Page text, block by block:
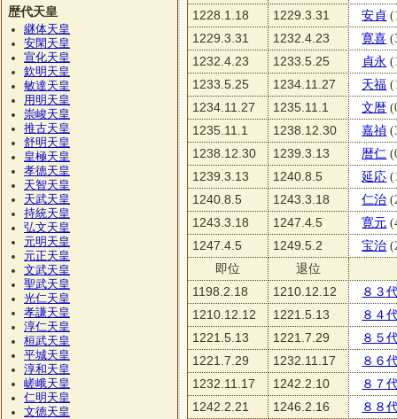
1228.1.18
1229.3.31 安貞
1229.3.31
1232.4.23 寛喜
1232.4.23
1233.5.25 貞永
1233.5.25
1234.11.27 天福
1234.11.27
1235.11.1 文暦
1235.11.1
1238.12.30 嘉禎
1238.12.30
1239.3.13 暦仁
1239.3.13
1240.8.5 延応
1240.8.5
1243.3.18 仁治
1243.3.18
1247.4.5 寛元
1247.4.5
1249.5.2 宝治
即位
退位
1198.2.18
1210.12.12
８３
1210.12.12
1221.5.13
８４
1221.5.13
1221.7.29
８５
1221.7.29
1232.11.17
８６
1232.11.17
1242.2.10
８７
1242.2.21
1246.2.16
８８
歴代天皇
継体天皇
安閑天皇
宣化天皇
欽明天皇
敏達天皇
用明天皇
崇峻天皇
推古天皇
舒明天皇
皇極天皇
孝徳天皇
天智天皇
天武天皇
持統天皇
弘文天皇
元明天皇
元正天皇
文武天皇
聖武天皇
光仁天皇
孝謙天皇
淳仁天皇
桓武天皇
平城天皇
淳和天皇
嵯峨天皇
仁明天皇
文徳天皇